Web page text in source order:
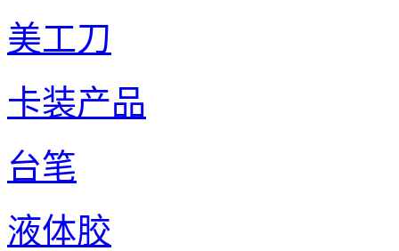
美工刀
卡装产品
台笔
液体胶